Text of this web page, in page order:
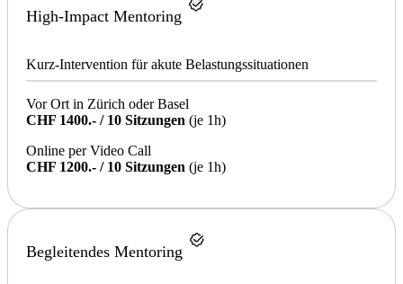
High-Impact Mentoring
Kurz-Intervention für akute Belastungssituationen
Vor Ort in Zürich oder Basel
CHF 1400.- / 10 Sitzungen (je 1h)
Online per Video Call
CHF 1200.- / 10 Sitzungen (je 1h)
Begleitendes Mentoring